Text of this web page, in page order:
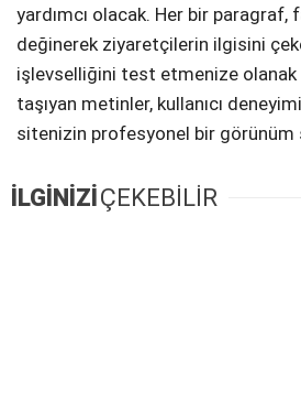
yardımcı olacak. Her bir paragraf,
değinerek ziyaretçilerin ilgisini
işlevselliğini test etmenize olanak
taşıyan metinler, kullanıcı
sitenizin profesyonel bir görünüm
İLGİNİZİÇEKEBİLİR